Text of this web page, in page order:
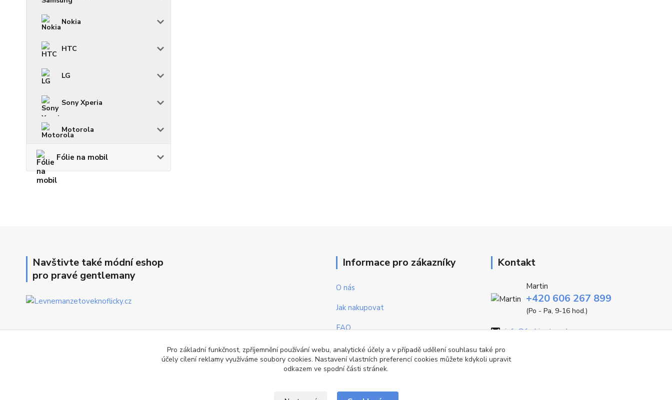
Nokia
HTC
LG
Sony Xperia
Motorola
Fólie na mobil
Navštivte také módní eshop
pro pravé gentlemany
Informace pro zákazníky
O nás
Jak nakupovat
FAQ
Obchodní podmínky
Kontakty
Kontakt
Martin
+420 606 267 899
(Po - Pa, 9-16 hod.)
info@fashiontrend.cz
Pro základní funkčnost, zpříjemnění používání webu, analytické účely a v případě udělení souhlasu také pro
účely cílení reklamy využíváme soubory cookies. Nastavení vlastních preferencí cookies můžete kdykoli upravit
odkazem ve spodní části stránek.